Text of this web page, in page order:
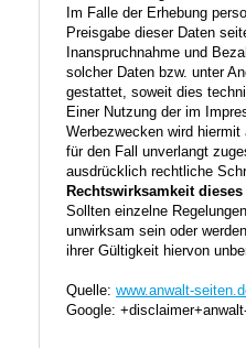
Im Falle der Erhebung
Preisgabe dieser Daten
Inanspruchnahme und
solcher Daten bzw. unter
gestattet, soweit dies
Einer Nutzung der im
Werbezwecken wird
für den Fall unverlangt
ausdrücklich rechtliche
Rechtswirksamkeit
Sollten einzelne
unwirksam sein oder
ihrer Gültigkeit hiervon
Quelle: www.anwalt-
Google: